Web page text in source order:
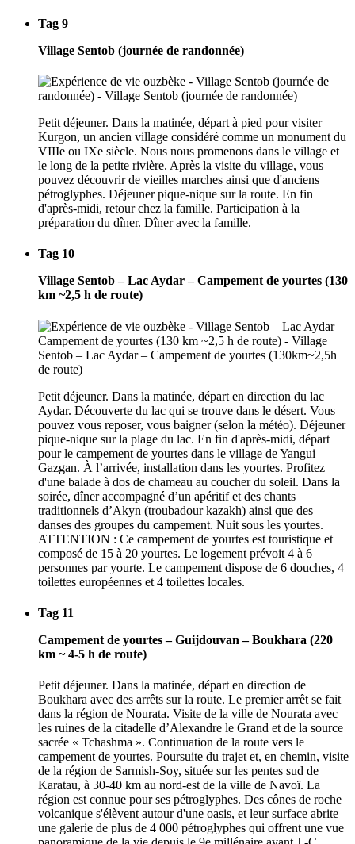
Tag 9
Village Sentob (journée de randonnée)
Petit déjeuner. Dans la matinée, départ à pied pour visiter
Kurgon, un ancien village considéré comme un monument du
VIIIe ou IXe siècle. Nous nous promenons dans le village et
le long de la petite rivière. Après la visite du village, vous
pouvez découvrir de vieilles marches ainsi que d'anciens
pétroglyphes. Déjeuner pique-nique sur la route. En fin
d'après-midi, retour chez la famille. Participation à la
préparation du dîner. Dîner avec la famille.
Tag 10
Village Sentob – Lac Aydar – Campement de yourtes (130
km ~2,5 h de route)
Petit déjeuner. Dans la matinée, départ en direction du lac
Aydar. Découverte du lac qui se trouve dans le désert. Vous
pouvez vous reposer, vous baigner (selon la météo). Déjeuner
pique-nique sur la plage du lac. En fin d'après-midi, départ
pour le campement de yourtes dans le village de Yangui
Gazgan. À l’arrivée, installation dans les yourtes. Profitez
d'une balade à dos de chameau au coucher du soleil. Dans la
soirée, dîner accompagné d’un apéritif et des chants
traditionnels d’Akyn (troubadour kazakh) ainsi que des
danses des groupes du campement. Nuit sous les yourtes.
ATTENTION : Ce campement de yourtes est touristique et
composé de 15 à 20 yourtes. Le logement prévoit 4 à 6
personnes par yourte. Le campement dispose de 6 douches, 4
toilettes européennes et 4 toilettes locales.
Tag 11
Campement de yourtes – Guijdouvan – Boukhara (220
km ~ 4-5 h de route)
Petit déjeuner. Dans la matinée, départ en direction de
Boukhara avec des arrêts sur la route. Le premier arrêt se fait
dans la région de Nourata. Visite de la ville de Nourata avec
les ruines de la citadelle d’Alexandre le Grand et de la source
sacrée « Tchashma ». Continuation de la route vers le
campement de yourtes. Poursuite du trajet et, en chemin, visite
de la région de Sarmish-Soy, située sur les pentes sud de
Karatau, à 30-40 km au nord-est de la ville de Navoï. La
région est connue pour ses pétroglyphes. Des cônes de roche
volcanique s'élèvent autour d'une oasis, et leur surface abrite
une galerie de plus de 4 000 pétroglyphes qui offrent une vue